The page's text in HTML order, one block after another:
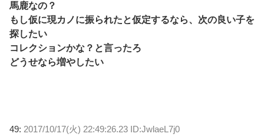
馬鹿なの？
もし仮に現カノに振られたと仮定するなら、次の良い子を
探したい
コレクションかな？と言ったろ
どうせなら増やしたい
49: 2017/10/17(火) 22:49:26.23 ID:JwlaeL7j0